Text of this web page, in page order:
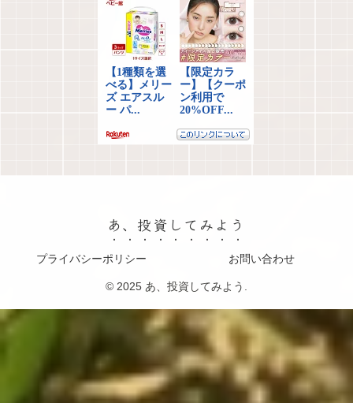
あ、投資してみよう
プライバシーポリシー お問い合わせ
© 2025 あ、投資してみよう.